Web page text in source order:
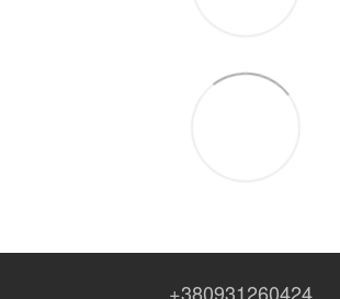
+380931260424